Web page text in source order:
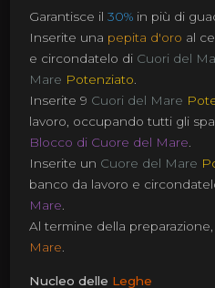
Garantisce il 30%in più di
Inserite una pepita d'oro al
e circondatelo di Cuori del
Mare Potenziato
Inserite 9 Cuori del Mare
lavoro, occupando tutti gli
Blocco di Cuore del Mare
Inserite un Cuore del Mare
banco da lavoro e
Mare
Al termine della
Mare
Nucleo delle Leghe